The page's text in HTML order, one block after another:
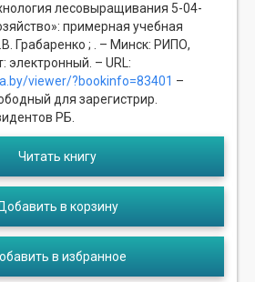
лесовыращивания 5-04-
примерная учебная
Грабаренко ; . – Минск: РИПО,
электронный. – URL:
viewer/?bookinfo=83401 –
для зарегистрир.
РБ.
Читать книгу
в корзину
в избранное